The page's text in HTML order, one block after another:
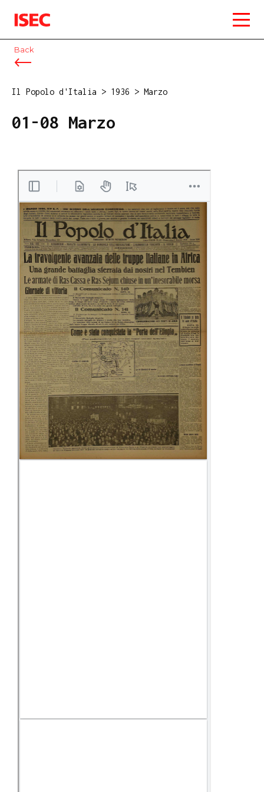
ISEC
Back
Il Popolo d'Italia > 1936 > Marzo
01-08 Marzo